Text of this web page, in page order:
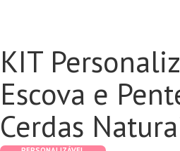
KIT
Escova e
Cerdas